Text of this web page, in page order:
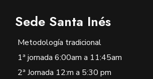
Sede Santa Inés
Metodología tradicional
1ª jornada 6:00am a 11:45am
2ª Jornada 12:m a 5:30 pm